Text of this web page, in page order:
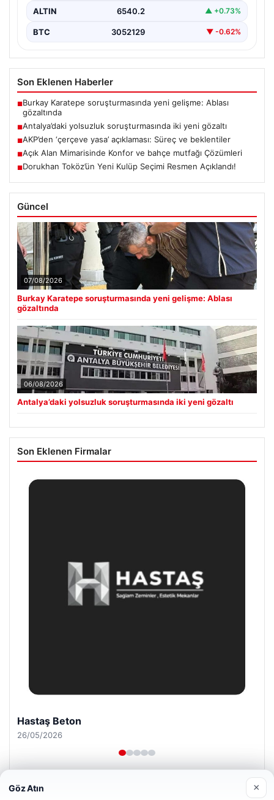
ALTIN 6540.2 ▲ +0.73%
BTC 3052129 ▼ -0.62%
Son Eklenen Haberler
■Burkay Karatepe soruşturmasında yeni gelişme: Ablası
gözaltında
■Antalya’daki yolsuzluk soruşturmasında iki yeni gözaltı
■AKP’den ‘çerçeve yasa’ açıklaması: Süreç ve beklentiler
■Açık Alan Mimarisinde Konfor ve bahçe mutfağı Çözümleri
■Dorukhan Toköz’ün Yeni Kulüp Seçimi Resmen Açıklandı!
Güncel
07/08/2026
Burkay Karatepe soruşturmasında yeni gelişme: Ablası
gözaltında
06/08/2026
Antalya’daki yolsuzluk soruşturmasında iki yeni gözaltı
Son Eklenen Firmalar
Enes Kaplan Avukatlık Bürosu
28/04/2026
Göz Atın ×